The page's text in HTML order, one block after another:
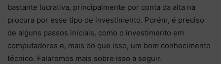
bastante lucrativa, principalmente por conta da alta na
procura por esse tipo de investimento. Porém, é preciso
de alguns passos iniciais, como o investimento em
computadores e, mais do que isso, um bom conhecimento
técnico. Falaremos mais sobre isso a seguir.